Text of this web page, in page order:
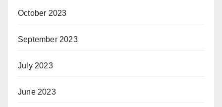
October 2023
September 2023
July 2023
June 2023